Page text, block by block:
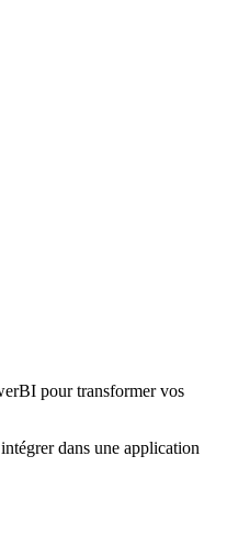
pour transformer vos
dans une application